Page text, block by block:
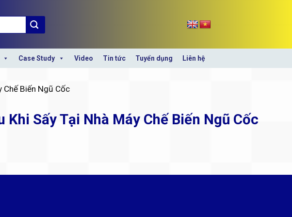
Case Study Video Tin tức Tuyển dụng Liên hệ
Chế Biến Ngũ Cốc
Sấy Tại Nhà Máy Chế Biến Ngũ Cốc